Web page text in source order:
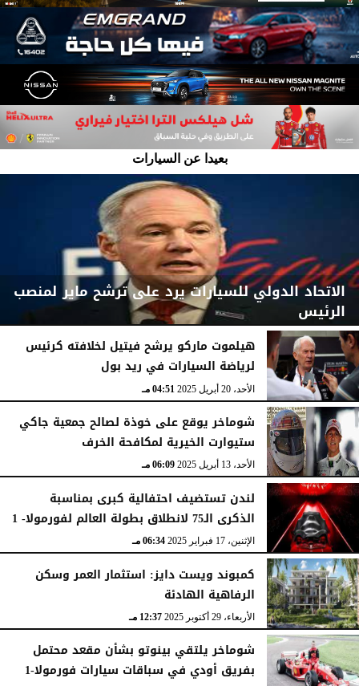
بعيدا عن السيارات
الاتحاد الدولي للسيارات يرد على ترشح ماير لمنصب
الرئيس
الأحد، 6 يوليو 2025 05:44 مـ
هيلموت ماركو يرشح فيتيل لخلافته كرئيس
لرياضة السيارات في ريد بول
الأحد، 20 أبريل 2025 04:51 مـ
شوماخر يوقع على خوذة لصالح جمعية جاكي
ستيوارت الخيرية لمكافحة الخرف
الأحد، 13 أبريل 2025 06:09 مـ
لندن تستضيف احتفالية كبرى بمناسبة
الذكرى الـ75 لانطلاق بطولة العالم لفورمولا- 1
الإثنين، 17 فبراير 2025 06:34 مـ
كمبوند ويست دايز: استثمار العمر وسكن
الرفاهية الهادئة
الأربعاء، 29 أكتوبر 2025 12:37 مـ
شوماخر يلتقي بينوتو بشأن مقعد محتمل
بفريق أودي في سباقات سيارات فورمولا-1